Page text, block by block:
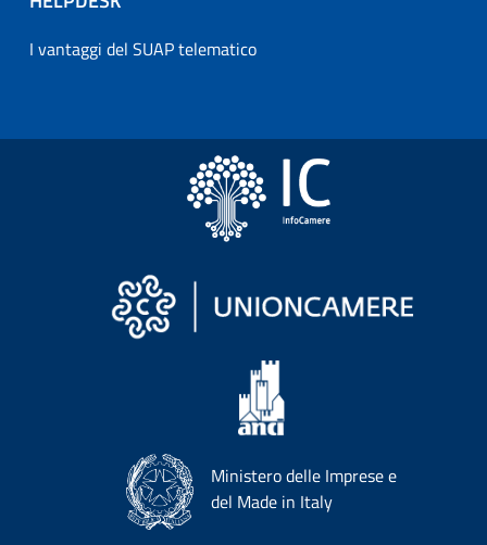
I vantaggi del SUAP telematico
Ministero delle Imprese e
del Made in Italy